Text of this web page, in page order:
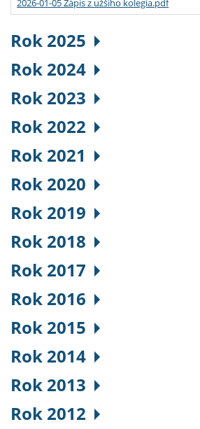
Rok 2025
Rok 2024
Rok 2023
Rok 2022
Rok 2021
Rok 2020
Rok 2019
Rok 2018
Rok 2017
Rok 2016
Rok 2015
Rok 2014
Rok 2013
Rok 2012